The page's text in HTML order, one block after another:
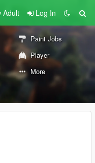
Adult Log In
Paint Jobs
Player
More